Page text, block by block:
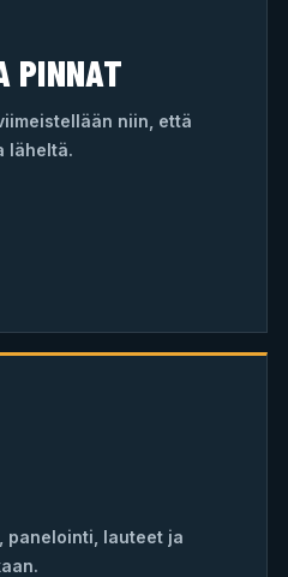
PINNAT
niin, että
läheltä.
panelointi, lauteet ja